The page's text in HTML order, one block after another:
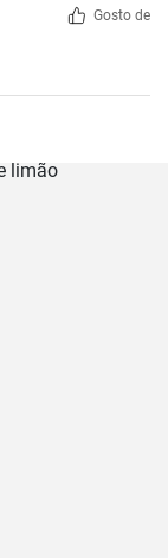
Gosto de